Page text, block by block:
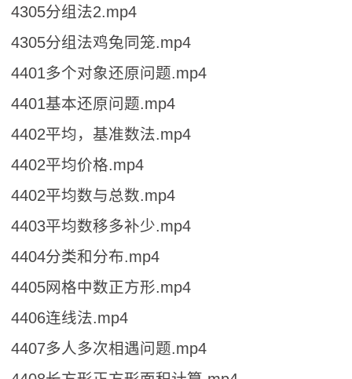
4305分组法2.mp4
4305分组法鸡兔同笼.mp4
4401多个对象还原问题.mp4
4401基本还原问题.mp4
4402平均，基准数法.mp4
4402平均价格.mp4
4402平均数与总数.mp4
4403平均数移多补少.mp4
4404分类和分布.mp4
4405网格中数正方形.mp4
4406连线法.mp4
4407多人多次相遇问题.mp4